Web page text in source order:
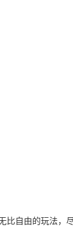
比自由的玩法，